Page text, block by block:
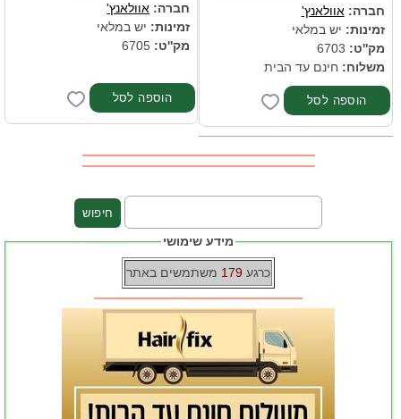
חברה:אוולאנץ'
זמינות: יש במלאי
מק''ט:
משלוח: חינם עד הבית
חברה: אוולאנץ'
זמינות: יש במלאי
מק''ט:
מידע שימושי
כרגע 179 משתמשים באתר